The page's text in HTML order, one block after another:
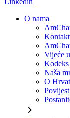
O nama
Vijeće
Kodeks
Naša
O
Povijest
chevron_right